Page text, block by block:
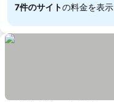
7件のサイトの料金を表示